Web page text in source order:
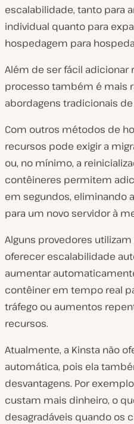
escalabilidade, tanto para
individual quanto para
hospedagem para
Além de ser fácil adicionar
processo também é mais
abordagens tradicionais
Com outros métodos de
recursos pode exigir a
ou, no mínimo, a
contêineres permitem
em segundos, eliminando
para um novo servidor à
Alguns provedores
oferecer escalabilidade
aumentar
contêiner em tempo real
tráfego ou aumentos
recursos.
Atualmente, a Kinsta não
automática, pois ela
desvantagens. Por
custam mais dinheiro, o
desagradáveis quando os